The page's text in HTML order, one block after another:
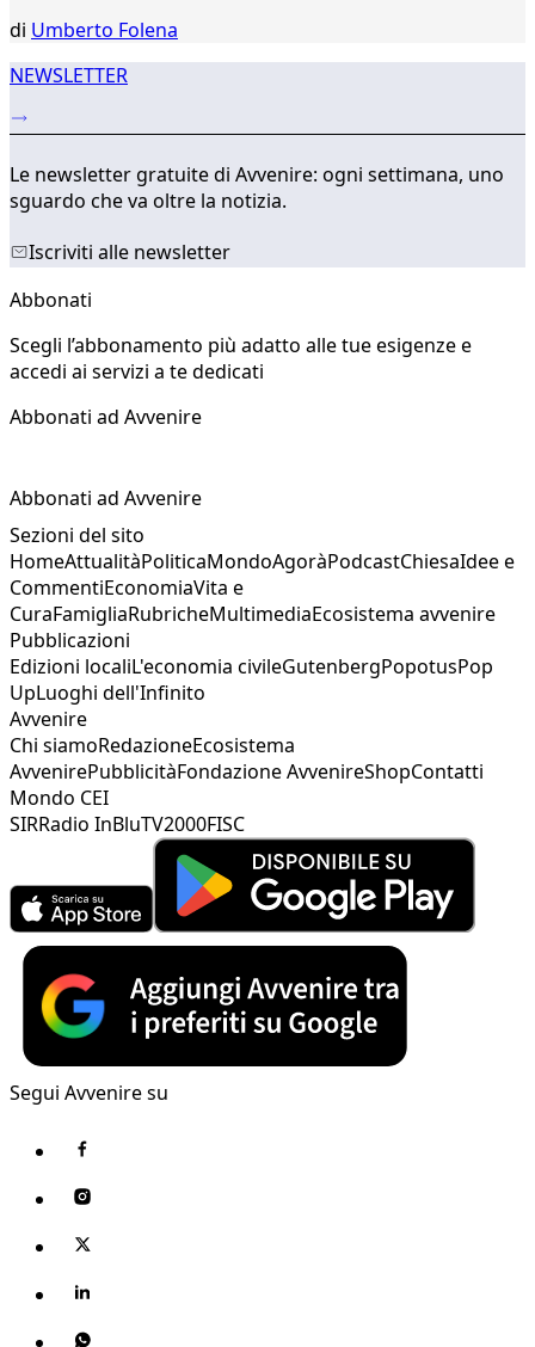
di Umberto Folena
NEWSLETTER
Le newsletter gratuite di Avvenire: ogni settimana, uno
sguardo che va oltre la notizia.
Iscriviti alle newsletter
Abbonati
Scegli l’abbonamento più adatto alle tue esigenze e
accedi ai servizi a te dedicati
Abbonati ad Avvenire
Abbonati ad Avvenire
Sezioni del sito
HomeAttualitàPoliticaMondoAgoràPodcastChiesaIdee e
CommentiEconomiaVita e
CuraFamigliaRubricheMultimediaEcosistema avvenire
Pubblicazioni
Edizioni localiL'economia civileGutenbergPopotusPop
UpLuoghi dell'Infinito
Avvenire
Chi siamoRedazioneEcosistema
AvvenirePubblicitàFondazione AvvenireShopContatti
Mondo CEI
SIRRadio InBluTV2000FISC
Segui Avvenire su